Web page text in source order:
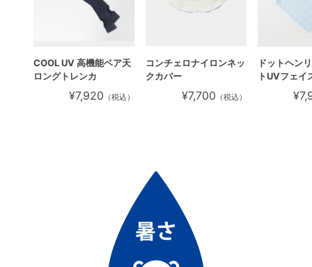
COOL UV 高機能ベア天
ロングトレンカ
¥7,920 （税込）
コンチェロナイロンネッ
クカバー
¥7,700 （税込）
ドットヘン
トUVフェイ